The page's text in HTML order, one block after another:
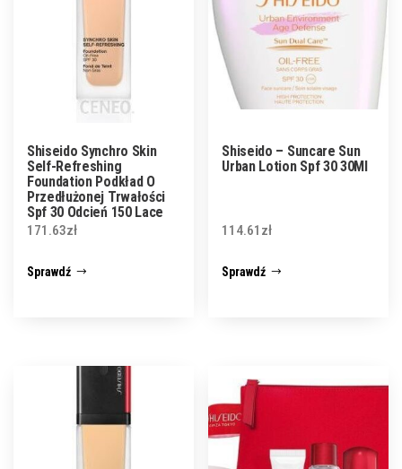
Shiseido Synchro Skin
Self-Refreshing
Foundation Podkład O
Przedłużonej Trwałości
Spf 30 Odcień 150 Lace
30 ml
171.63zł
Sprawdź
Shiseido – Suncare Sun
Urban Lotion Spf 30 30Ml
114.61 zł
Sprawdź